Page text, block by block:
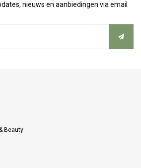
nieuws en aanbiedingen via email
Beauty